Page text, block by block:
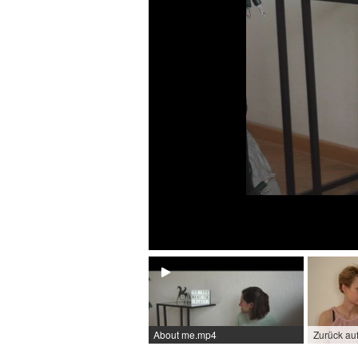
About me.mp4